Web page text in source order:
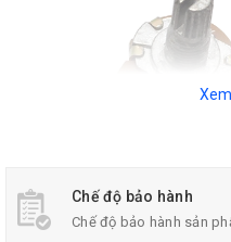
Chế độ bảo hành
Chế độ bảo hành sản